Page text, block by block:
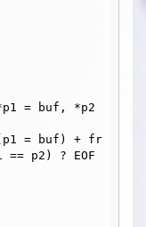
= buf, *p2
= buf) + fr
== p2) ? EOF